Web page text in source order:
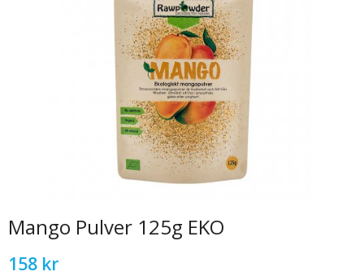
Mango Pulver 125g EKO
158 kr